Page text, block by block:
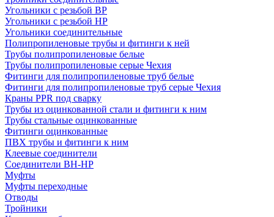
Угольники с резьбой ВР
Угольники с резьбой НР
Угольники соединительные
Полипропиленовые трубы и фитинги к ней
Трубы полипропиленовые белые
Трубы полипропиленовые серые Чехия
Фитинги для полипропиленовые труб белые
Фитинги для полипропиленовые труб серые Чехия
Краны PPR под сварку
Трубы из оцинкованной стали и фитинги к ним
Трубы стальные оцинкованные
Фитинги оцинкованные
ПВХ трубы и фитинги к ним
Клеевые соединители
Соединители ВН-НР
Муфты
Муфты переходные
Отводы
Тройники